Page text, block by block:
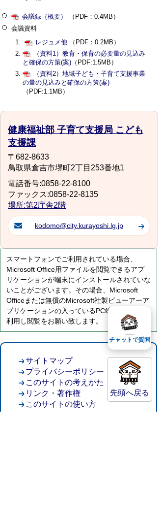
会議録（概要）
（PDF：0.4MB）
会議資料
レジュメ他
（PDF：0.2MB）
（資料1）教育・保育の必要量の見込み
と確保の方策(案) （PDF:1.5MB）
（資料2）地域子ども・子育て支援事業
の量の見込みと確保の方策(案)
（PDF:1.1MB）
健康福祉部 子育て支援局 こども
支援課
〒682-8633
鳥取県倉吉市堺町2丁目253番地1
電話番号:0858-22-8100
ファックス:0858-22-8135
場所:第2庁舎2階
kodomo@city.kurayoshi.lg.jp
スマートフォンでご利用されている場合、
Microsoft Office用ファイルを閲覧できるアプ
リケーションが端末にインストールされていな
いことがございます。その場合、Microsoft
Officeまたは無償のMicrosoft社製ビューアーア
プリケーションの入っているPC端末などをご
利用し閲覧をお願い致します。
先頭へ戻る
サイトマップ
プライバシーポリシー
このサイトの考えかた
リンク・著作権
このサイトの使い方
チャットで質問